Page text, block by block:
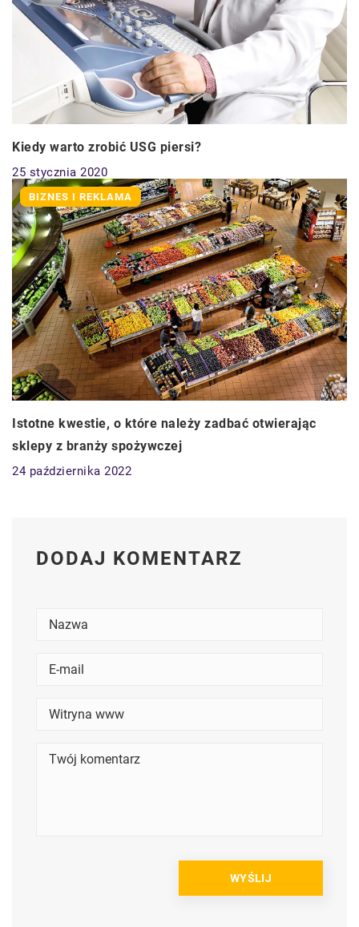
Kiedy warto zrobić USG piersi?
25 stycznia 2020
BIZNES I REKLAMA
Istotne kwestie, o które należy zadbać otwierając
sklepy z branży spożywczej
24 października 2022
DODAJ KOMENTARZ